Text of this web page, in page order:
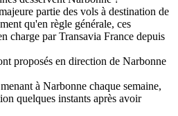
partie des vols à destination de
qu'en règle générale, ces
charge par Transavia France depuis
proposés en direction de Narbonne
à Narbonne chaque semaine,
quelques instants après avoir